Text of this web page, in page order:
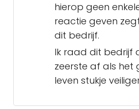
hierop geen
reactie geven
dit bedrijf.
Ik raad dit bedrijf
zeerste af als het
leven stukje